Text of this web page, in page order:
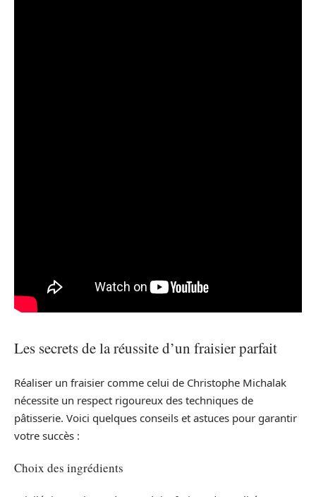
Les secrets de la réussite d’un fraisier parfait
Réaliser un fraisier comme celui de Christophe Michalak
nécessite un respect rigoureux des techniques de
pâtisserie. Voici quelques conseils et astuces pour garantir
votre succès :
Choix des ingrédients